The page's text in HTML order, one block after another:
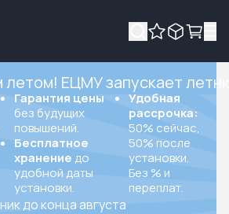
летом! ЕЦМУ запускает
Гарантия цены
без будущих
повышений.
Бесплатное
хранение до
удобной даты
установки.
Удобная
рассрочка:
50% сейчас,
50% после
установки.
Без % и
переплат.
до конца августа